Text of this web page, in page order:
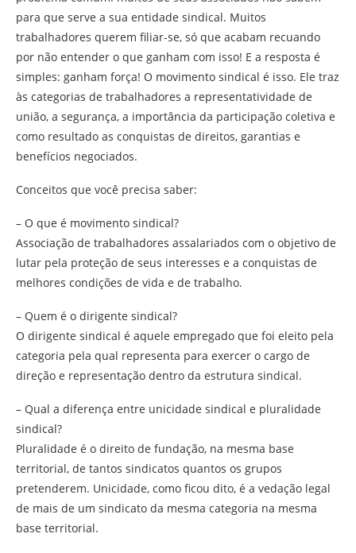
para que serve a sua entidade sindical. Muitos
trabalhadores querem filiar-se, só que acabam recuando
por não entender o que ganham com isso! E a resposta é
simples: ganham força! O movimento sindical é isso. Ele traz
às categorias de trabalhadores a representatividade de
união, a segurança, a importância da participação coletiva e
como resultado as conquistas de direitos, garantias e
benefícios negociados.
Conceitos que você precisa saber:
– O que é movimento sindical?
Associação de trabalhadores assalariados com o objetivo de
lutar pela proteção de seus interesses e a conquistas de
melhores condições de vida e de trabalho.
– Quem é o dirigente sindical?
O dirigente sindical é aquele empregado que foi eleito pela
categoria pela qual representa para exercer o cargo de
direção e representação dentro da estrutura sindical.
– Qual a diferença entre unicidade sindical e pluralidade
sindical?
Pluralidade é o direito de fundação, na mesma base
territorial, de tantos sindicatos quantos os grupos
pretenderem. Unicidade, como ficou dito, é a vedação legal
de mais de um sindicato da mesma categoria na mesma
base territorial.